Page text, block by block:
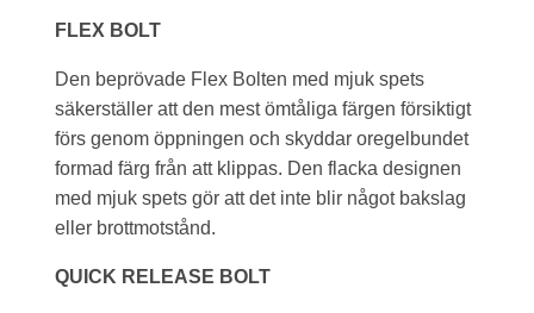
FLEX BOLT
Den beprövade Flex Bolten med mjuk spets
säkerställer att den mest ömtåliga färgen försiktigt
förs genom öppningen och skyddar oregelbundet
formad färg från att klippas. Den flacka designen
med mjuk spets gör att det inte blir något bakslag
eller brottmotstånd.
QUICK RELEASE BOLT